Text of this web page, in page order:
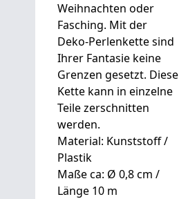
Weihnachten oder
Fasching. Mit der
Deko-Perlenkette sind
Ihrer Fantasie keine
Grenzen gesetzt. Diese
Kette kann in einzelne
Teile zerschnitten
werden.
Material: Kunststoff /
Plastik
Maße ca: Ø 0,8 cm /
Länge 10 m